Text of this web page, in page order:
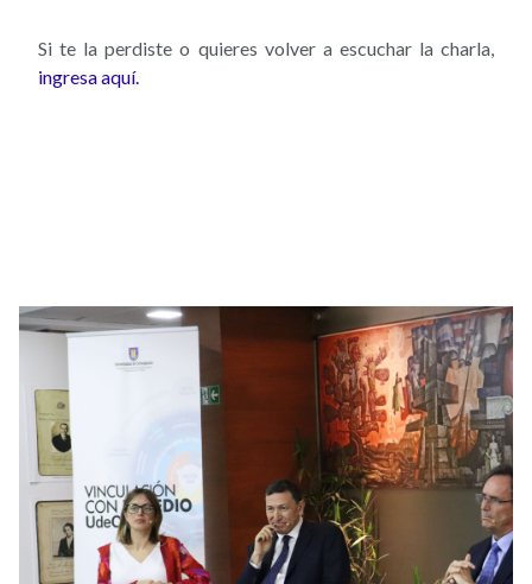
Si te la perdiste o quieres volver a escuchar la charla,
ingresa aquí.